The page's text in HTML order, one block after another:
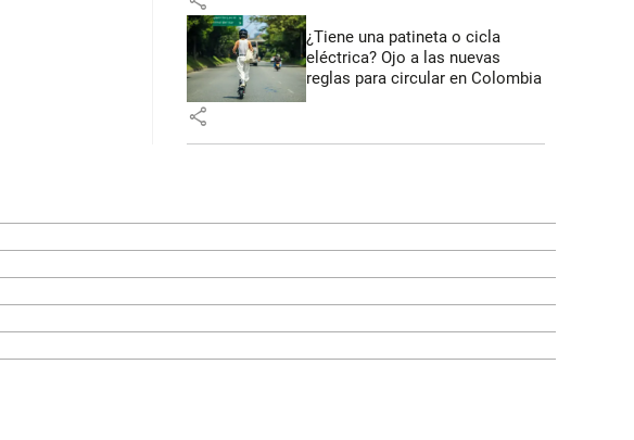
¿Tiene una patineta o cicla
eléctrica? Ojo a las nuevas
reglas para circular en Colombia
share